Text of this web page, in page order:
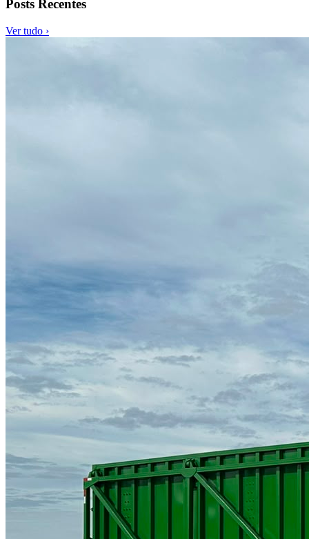
Posts Recentes
Ver tudo ›